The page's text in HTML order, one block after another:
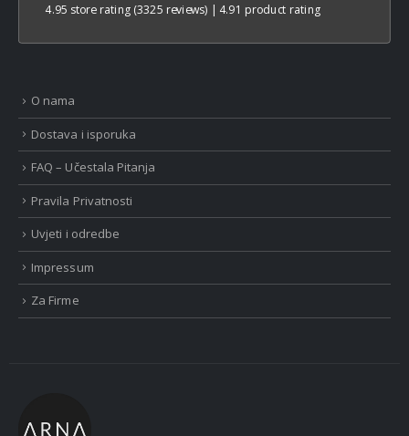
4.95 store rating (3325 reviews) | 4.91 product rating
O nama
Dostava i isporuka
FAQ – Učestala Pitanja
Pravila Privatnosti
Uvjeti i odredbe
Impressum
Za Firme